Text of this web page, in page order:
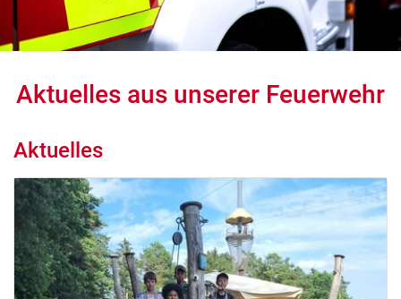
Aktuelles aus unserer Feuerwehr
Aktuelles